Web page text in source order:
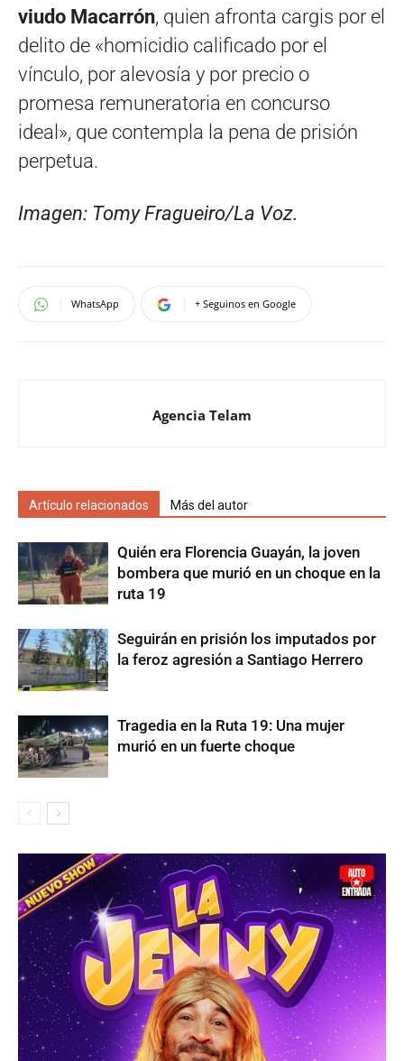
viudo Macarrón, quien afronta cargis por el
delito de «homicidio calificado por el
vínculo, por alevosía y por precio o
promesa remuneratoria en concurso
ideal», que contempla la pena de prisión
perpetua.
Imagen: Tomy Fragueiro/La Voz.
WhatsApp + Seguinos en Google
Agencia Telam
Artículo relacionados Más del autor
Quién era Florencia Guayán, la joven
bombera que murió en un choque en la
ruta 19
Seguirán en prisión los imputados por
la feroz agresión a Santiago Herrero
Tragedia en la Ruta 19: Una mujer
murió en un fuerte choque